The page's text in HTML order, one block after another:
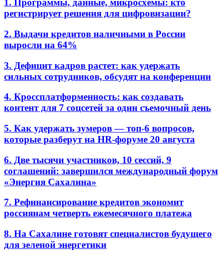
1. Программы, данные, микросхемы: кто
регистрирует решения для цифровизации?
2. Выдачи кредитов наличными в России
выросли на 64%
3. Дефицит кадров растет: как удержать
сильных сотрудников, обсудят на конференции
4. Кроссплатформенность: как создавать
контент для 7 соцсетей за один съемочный день
5. Как удержать зумеров — топ-6 вопросов,
которые разберут на HR-форуме 20 августа
6. Две тысячи участников, 10 сессий, 9
соглашений: завершился международный форум
«Энергия Сахалина»
7. Рефинансирование кредитов экономит
россиянам четверть ежемесячного платежа
8. На Сахалине готовят специалистов будущего
для зеленой энергетики